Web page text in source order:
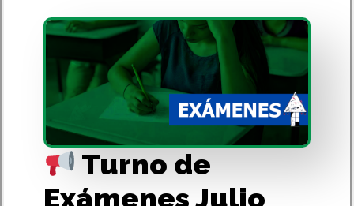
Turno de
Exámenes Julio